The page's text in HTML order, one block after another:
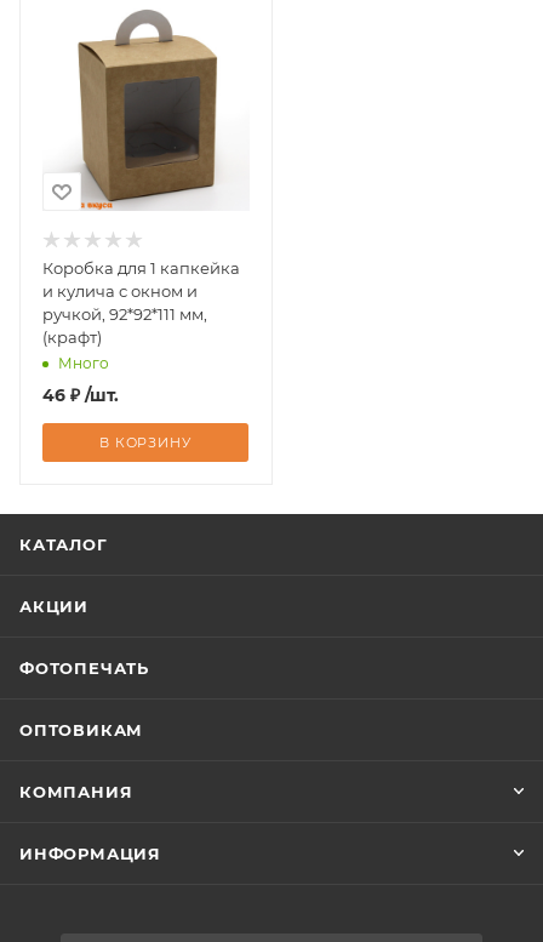
Коробка для 1 капкейка
и кулича с окном и
ручкой, 92*92*111 мм,
(крафт)
Много
46 ₽ /шт.
В КОРЗИНУ
КАТАЛОГ
АКЦИИ
ФОТОПЕЧАТЬ
ОПТОВИКАМ
КОМПАНИЯ
ИНФОРМАЦИЯ